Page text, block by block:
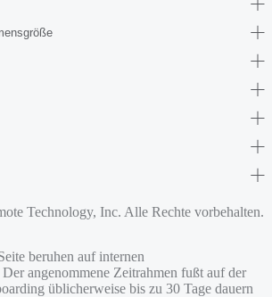
Technology, Inc. Alle Rechte vorbehalten.
beruhen auf internen
angenommene Zeitrahmen fußt auf der
üblicherweise bis zu 30 Tage dauern